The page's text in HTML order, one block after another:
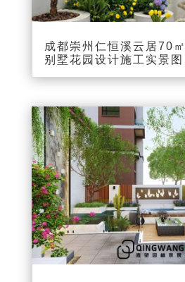
成都崇州仁恒溪云居70
别墅花园设计施工实景图